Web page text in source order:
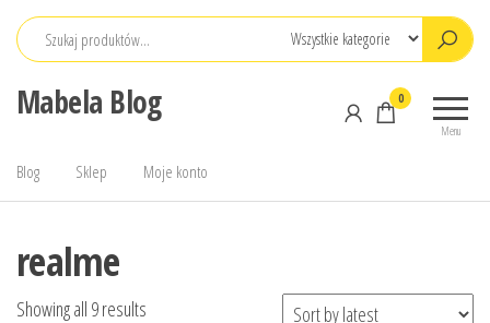
Przejdź
Mabela Blog
Menu
0
Blog Sklep Moje konto
realme
Showing all 9 results